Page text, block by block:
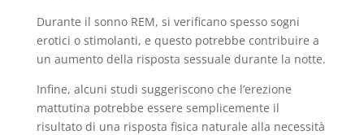
Durante il sonno REM, si verificano spesso sogni
erotici o stimolanti, e questo potrebbe contribuire a
un aumento della risposta sessuale durante la notte.
Infine, alcuni studi suggeriscono che l’erezione
mattutina potrebbe essere semplicemente il
risultato di una risposta fisica naturale alla necessità